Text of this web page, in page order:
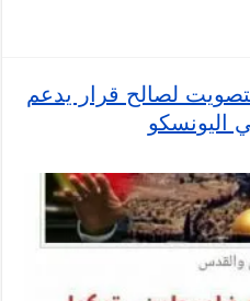
لصالح قرار يدعم
اليونسكو
امتناع